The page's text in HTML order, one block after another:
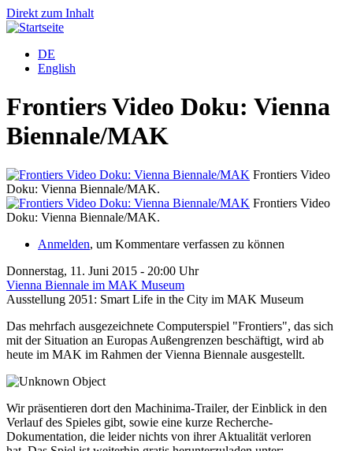
Direkt zum Inhalt
DE
English
Frontiers Video Doku: Vienna
Biennale/MAK
Frontiers Video
Doku: Vienna Biennale/MAK.
Frontiers Video
Doku: Vienna Biennale/MAK.
Anmelden, um Kommentare verfassen zu können
Donnerstag, 11. Juni 2015 - 20:00 Uhr
Vienna Biennale im MAK Museum
Ausstellung 2051: Smart Life in the City im MAK Museum
Das mehrfach ausgezeichnete Computerspiel "Frontiers", das sich
mit der Situation an Europas Außengrenzen beschäftigt, wird ab
heute im MAK im Rahmen der Vienna Biennale ausgestellt.
Wir präsentieren dort den Machinima-Trailer, der Einblick in den
Verlauf des Spieles gibt, sowie eine kurze Recherche-
Dokumentation, die leider nichts von ihrer Aktualität verloren